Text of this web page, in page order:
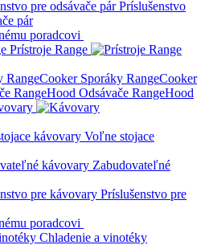
Príslušenstvo
pár
poradcovi
Prístroje Range
Sporáky RangeCooker
Odsávače RangeHood
Voľne stojace
Zabudovateľné
Príslušenstvo pre
poradcovi
Chladenie a vinotéky